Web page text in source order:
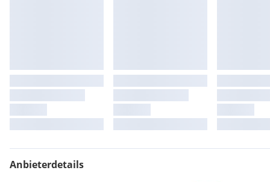
Anbieterdetails